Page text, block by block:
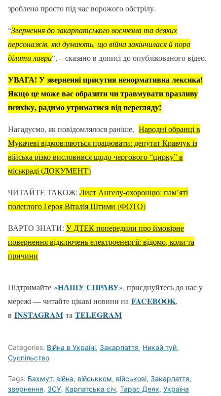
зроблено просто під час ворожого обстрілу.
“Звернення до закарпатського воєнкома та деяких
персонажів, які думають, що війна закінчилася й пора
ділити лаври“, – сказано в дописі до опублікованого відео.
УВАГА! У зверненні присутня ненормативна лексика!
Якщо це може вас образити чи травмувати вразливу
психіку, радимо утриматися від перегляду!
Нагадуємо, як повідомлялося раніше, Народні обранці в
Мукачеві відмовляються працювати: депутат Кравчук із
війська різко висловився щодо чергового “цирку” в
міськраді (ДОКУМЕНТ)
ЧИТАЙТЕ ТАКОЖ: Лист Ангелу-охоронцю: пам’яті
полеглого Героя Віталія Штими (ФОТО)
ВАРТО ЗНАТИ: У ДТЕК попередили про ймовірне
повернення відключень електроенергії: відомо, коли та
причини
Підтримайте «НАШУ СПРАВУ», приєднуйтесь до нас у
мережі — читайте цікаві новини на FACEBOOK,
в ІNSTAGRAM та TELEGRAM
Categories: Війна в Україні, Закарпаття, Никай туй,
Суспільство
Tags: Бахмут, війна, військком, військові, Закарпаття,
звернення, ЗСУ, Карпатська січ, Тарас Деяк, Україна